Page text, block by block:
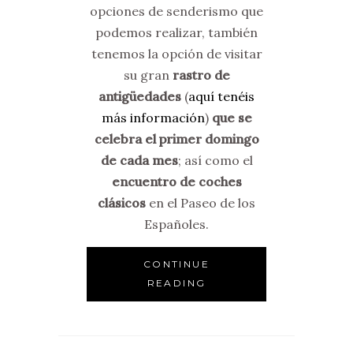
opciones de senderismo que
podemos realizar, también
tenemos la opción de visitar
su gran rastro de
antigüedades (aquí tenéis
más información)que se
celebra el primer domingo
de cada mes; así como el
encuentro de coches
clásicos en el Paseo de los
Españoles.
CONTINUE
READING